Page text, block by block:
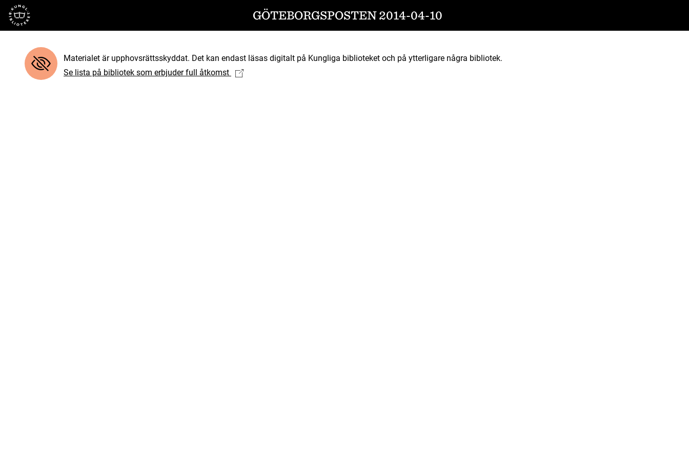
Till startsidan GÖTEBORGSPOSTEN 2014-04-10
Materialet är upphovsrättsskyddat. Det kan endast läsas digitalt på Kungliga biblioteket och på ytterligare några bibliotek.
Se lista på bibliotek som erbjuder full åtkomst